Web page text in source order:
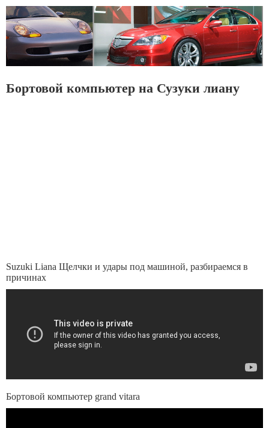
Бортовой компьютер на Сузуки лиану
Suzuki Liana Щелчки и удары под машиной, разбираемся в
причинах
Бортовой компьютер grand vitara